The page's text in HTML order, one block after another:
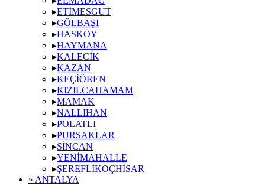
▸ETIMESGUT
▸GÖLBAŞI
▸HASKÖY
▸HAYMANA
▸KALECIK
▸KAZAN
▸KEÇIÖREN
▸KIZILCAHAMAM
▸MAMAK
▸NALLIHAN
▸POLATLI
▸PURSAKLAR
▸SINCAN
▸YENIMAHALLE
▸ŞEREFLIKOÇHISAR
» ANTALYA